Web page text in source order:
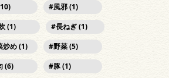
風邪 (1)
(1)
長ねぎ (1)
炒め (1)
野菜 (5)
(6)
豚 (1)